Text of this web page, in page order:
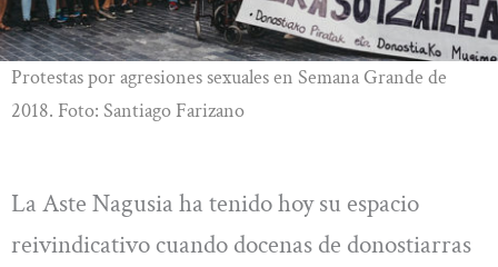
Protestas por agresiones sexuales en Semana Grande de
2018. Foto: Santiago Farizano
La Aste Nagusia ha tenido hoy su espacio
reivindicativo cuando docenas de donostiarras